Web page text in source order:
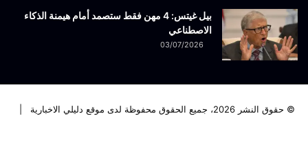
بيل غيتس: 4 مهن فقط ستصمد أمام هيمنة الذكاء
الاصطناعي
03/07/2026
© حقوق النشر 2026، جميع الحقوق محفوظة لدى موقع دليلي الاخبارية |